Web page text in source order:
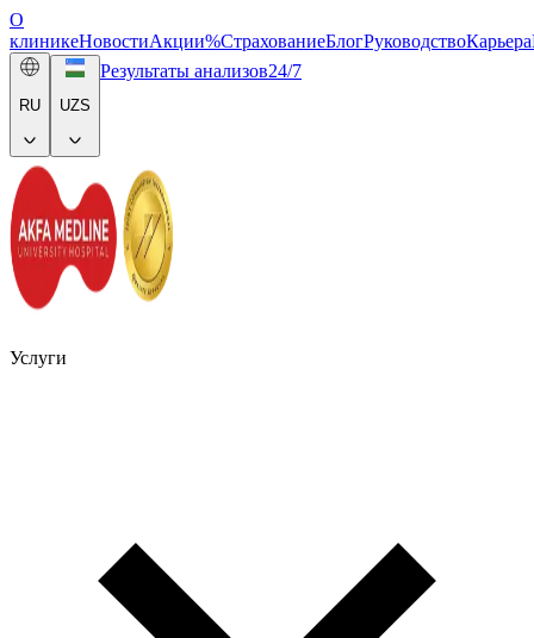
О
клиникеНовостиАкции%СтрахованиеБлогРуководствоКарьера
RU UZS
Результаты анализов24/7
Услуги